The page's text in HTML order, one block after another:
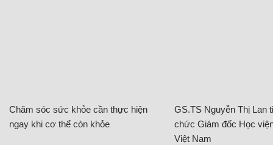
Chăm sóc sức khỏe cần thực hiện
ngay khi cơ thể còn khỏe
GS.TS Nguyễn Thị Lan
chức Giám đốc Học
Việt Nam